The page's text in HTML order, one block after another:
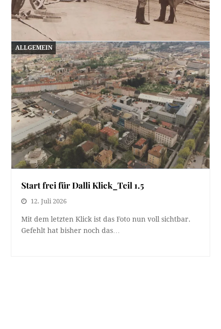
Einsatz für die Feuerwehr
13. Juli 2026
Heute ist es beinahe undenkbar, eine Postkarte, die
als Motiv einen Unglücksfall zeigt, zu versenden.…
ALLGEMEIN
Start frei für Dalli Klick_Teil 1.5
12. Juli 2026
Mit dem letzten Klick ist das Foto nun voll sichtbar.
Gefehlt hat bisher noch das…